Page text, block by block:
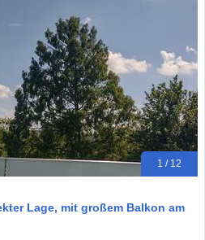
1 / 12
Lage, mit großem Balkon am